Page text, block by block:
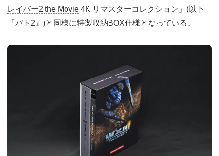
レイバー2 the Movie 4K リマスターコレクション」(以下
『パト2』)と同様に特製収納BOX仕様となっている。